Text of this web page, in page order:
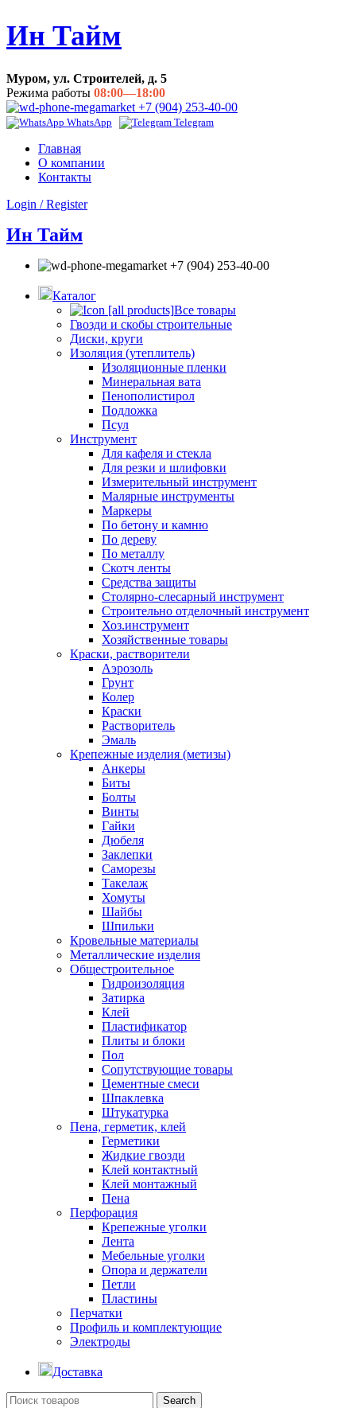
Ин Тайм
Муром, ул. Строителей, д. 5
Режима работы 08:00—18:00
+7 (904) 253-40-00
WhatsApp Telegram
Главная
О компании
Контакты
Login / Register
Ин Тайм
+7 (904) 253-40-00
Каталог
Все товары
Гвозди и скобы строительные
Диски, круги
Изоляция (утеплитель)
Изоляционные пленки
Минеральная вата
Пенополистирол
Подложка
Псул
Инструмент
Для кафеля и стекла
Для резки и шлифовки
Измерительный инструмент
Малярные инструменты
Маркеры
По бетону и камню
По дереву
По металлу
Скотч ленты
Средства защиты
Столярно-слесарный инструмент
Строительно отделочный инструмент
Хоз.инструмент
Хозяйственные товары
Краски, растворители
Аэрозоль
Грунт
Колер
Краски
Растворитель
Эмаль
Крепежные изделия (метизы)
Анкеры
Биты
Болты
Винты
Гайки
Дюбеля
Заклепки
Саморезы
Такелаж
Хомуты
Шайбы
Шпильки
Кровельные материалы
Металлические изделия
Общестроительное
Гидроизоляция
Затирка
Клей
Пластификатор
Плиты и блоки
Пол
Сопутствующие товары
Цементные смеси
Шпаклевка
Штукатурка
Пена, герметик, клей
Герметики
Жидкие гвозди
Клей контактный
Клей монтажный
Пена
Перфорация
Крепежные уголки
Лента
Мебельные уголки
Опора и держатели
Петли
Пластины
Перчатки
Профиль и комплектующие
Электроды
Доставка
Search